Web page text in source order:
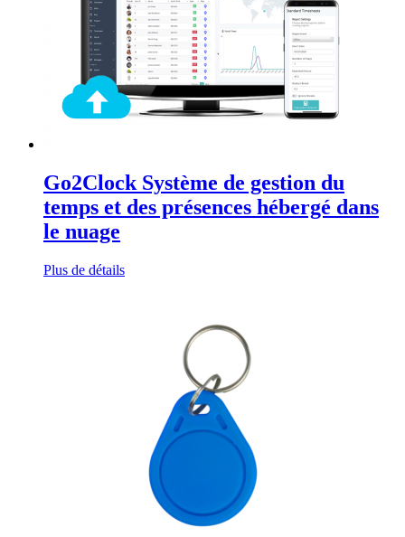
Go2Clock Système de gestion du
temps et des présences hébergé dans
le nuage
Plus de détails